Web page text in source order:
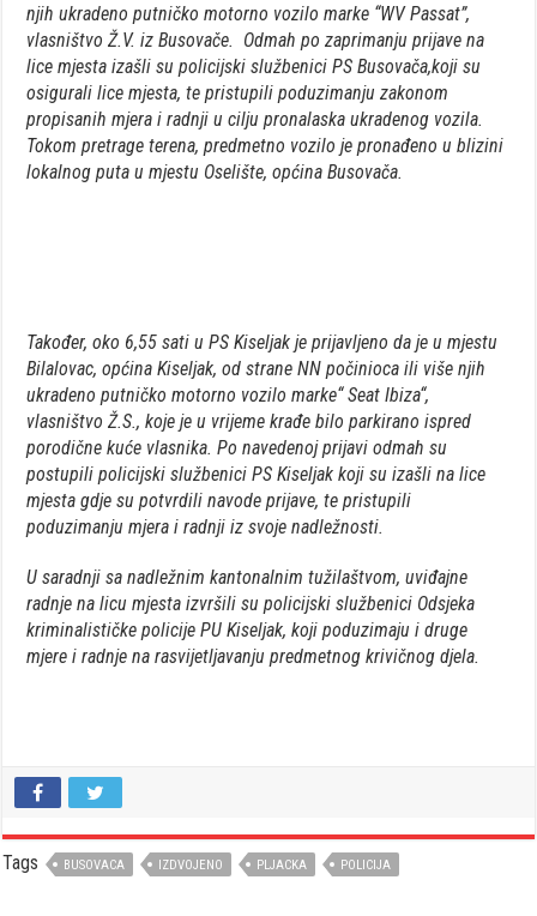
njih ukradeno putničko motorno vozilo marke “WV Passat”,
vlasništvo Ž.V. iz Busovače. Odmah po zaprimanju prijave na
lice mjesta izašli su policijski službenici PS Busovača,koji su
osigurali lice mjesta, te pristupili poduzimanju zakonom
propisanih mjera i radnji u cilju pronalaska ukradenog vozila.
Tokom pretrage terena, predmetno vozilo je pronađeno u blizini
lokalnog puta u mjestu Oselište, općina Busovača.
Također, oko 6,55 sati u PS Kiseljak je prijavljeno da je u mjestu
Bilalovac, općina Kiseljak, od strane NN počinioca ili više njih
ukradeno putničko motorno vozilo marke“ Seat Ibiza“,
vlasništvo Ž.S., koje je u vrijeme krađe bilo parkirano ispred
porodične kuće vlasnika. Po navedenoj prijavi odmah su
postupili policijski službenici PS Kiseljak koji su izašli na lice
mjesta gdje su potvrdili navode prijave, te pristupili
poduzimanju mjera i radnji iz svoje nadležnosti.
U saradnji sa nadležnim kantonalnim tužilaštvom, uviđajne
radnje na licu mjesta izvršili su policijski službenici Odsjeka
kriminalističke policije PU Kiseljak, koji poduzimaju i druge
mjere i radnje na rasvijetljavanju predmetnog krivičnog djela.
Tags BUSOVACA IZDVOJENO PLJACKA POLICIJA